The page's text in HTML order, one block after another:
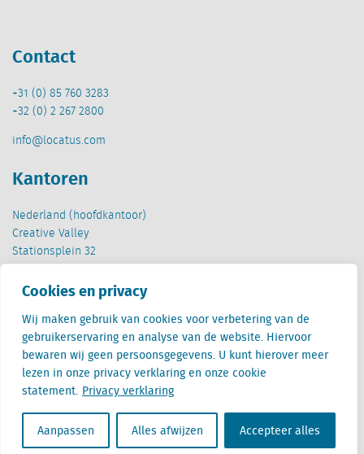
Cookies en privacy
Wij maken gebruik van cookies voor verbetering van de
gebruikerservaring en analyse van de website. Hiervoor
bewaren wij geen persoonsgegevens. U kunt hierover meer
lezen in onze privacy verklaring en onze cookie
statement. Privacy verklaring
Aanpassen Alles afwijzen Accepteer alles
Contact
+31 (0) 85 760 3283
+32 (0) 2 267 2800
info@locatus.com
Kantoren
Nederland (hoofdkantoor)
Creative Valley
Stationsplein 32
3511 ED Utrecht
Cantersteen 47
1000 Brussel
Locatus B.V. and Locatus Belgie B.V. are wholly-owned subsidiaries of Green Street